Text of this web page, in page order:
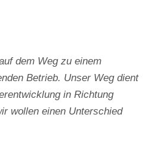
dem Weg zu einem
Betrieb. Unser Weg dient
in Richtung
wollen einen Unterschied